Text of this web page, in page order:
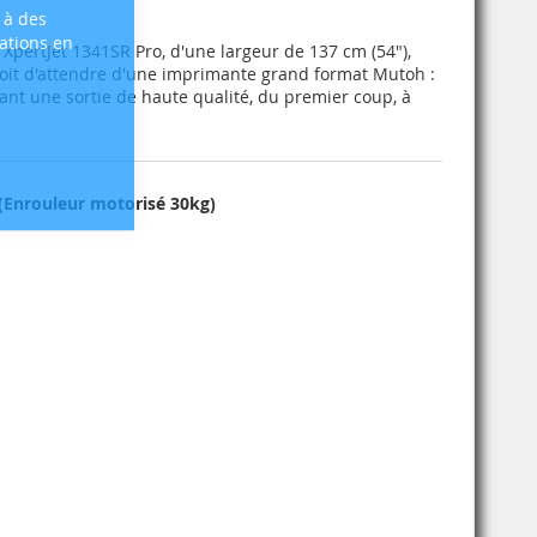
Fermer
des
en1341SR Pro, d'une largeur de 137 cm (54"),
d'attendre d'une imprimante grand format Mutoh :
une sortie de haute qualité, du premier coup, à
motorisé 30kg)